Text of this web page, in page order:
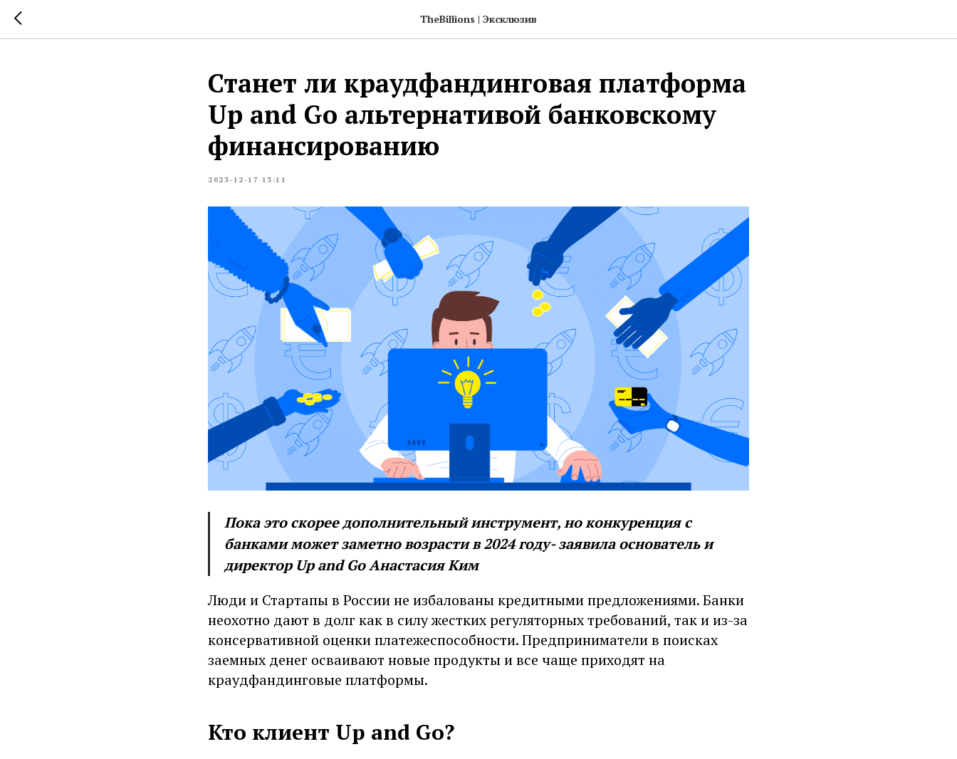
TheBillions | Эксклюзив
Станет ли краудфандинговая платформа
Up and Go альтернативой банковскому
финансированию
2023-12-17 13:11
Пока это скорее дополнительный инструмент, но конкуренция с
банками может заметно возрасти в 2024 году- заявила основатель и
директор Up and Go Анастасия Ким
Люди и Стартапы в России не избалованы кредитными предложениями. Банки
неохотно дают в долг как в силу жестких регуляторных требований, так и из-за
консервативной оценки платежеспособности. Предприниматели в поисках
заемных денег осваивают новые продукты и все чаще приходят на
краудфандинговые платформы.
Кто клиент Up and Go?